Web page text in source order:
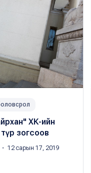
ХК-ийн
зогсоов
・ 12 сарын 17, 2019